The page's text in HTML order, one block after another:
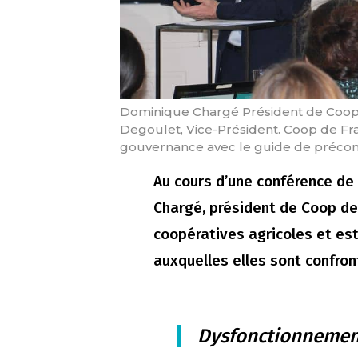
Dominique Chargé Président de
Degoulet, Vice-Président. Coop de
gouvernance avec le guide de
Au cours d’une conférence
Chargé, président de Coop
coopératives agricoles et
auxquelles elles sont